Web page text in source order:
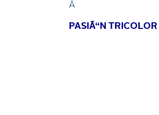
Â
PASIÃ“N TRICOLOR